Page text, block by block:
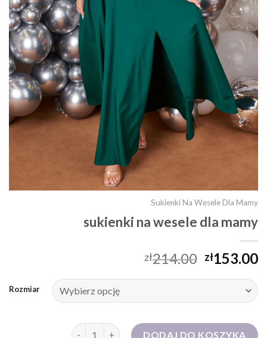
Sukienki Na Wesele Dla Mamy
sukienki na wesele dla mamy
zł214.00 zł153.00
Rozmiar
ilość sukienki na wesele dla mamy
DODAJ DO KOSZYKA